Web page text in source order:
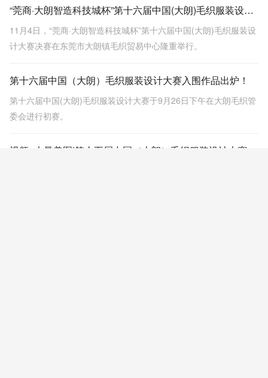
的815份稿件。
“莞商·大朗智造科技城杯”第十六届中国(大朗)毛织服装设计大赛决赛落幕
11月4日，“莞商·大朗智造科技城杯”第十六届中国(大朗)毛织服装设
计大赛决赛在东莞市大朗镇毛织贸易中心隆重举行。
第十六届中国（大朗）毛织服装设计大赛入围作品出炉！
第十六届中国(大朗)毛织服装设计大赛于9月26日下午在大朗毛织管
委会进行初赛。